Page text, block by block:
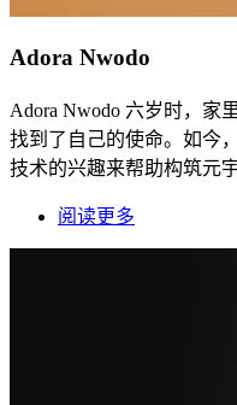
Adora Nwodo
Adora Nwodo 六岁时，家
找到了自己的使命。如今
技术的兴趣来帮助构筑元宇
阅读更多